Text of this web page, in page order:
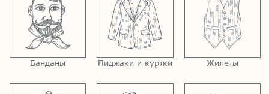
Банданы Пиджаки и куртки Жилеты